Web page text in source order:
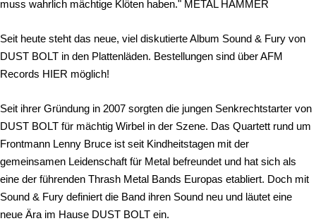
muss wahrlich mächtige Klöten haben." METAL HAMMER
Seit heute steht das neue, viel diskutierte Album Sound & Fury von
DUST BOLT in den Plattenläden. Bestellungen sind über AFM
Records HIER möglich!
Seit ihrer Gründung in 2007 sorgten die jungen Senkrechtstarter von
DUST BOLT für mächtig Wirbel in der Szene. Das Quartett rund um
Frontmann Lenny Bruce ist seit Kindheitstagen mit der
gemeinsamen Leidenschaft für Metal befreundet und hat sich als
eine der führenden Thrash Metal Bands Europas etabliert. Doch mit
Sound & Fury definiert die Band ihren Sound neu und läutet eine
neue Ära im Hause DUST BOLT ein.